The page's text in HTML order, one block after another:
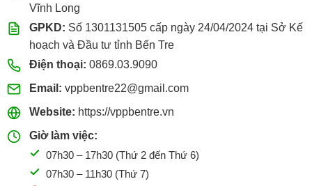
Vĩnh Long
GPKD: Số 1301131505 cấp ngày 24/04/2024 tại Sở Kế
hoạch và Đầu tư tỉnh Bến Tre
Điện thoại: 0869.03.9090
Email: vppbentre22@gmail.com
Website: https://vppbentre.vn
Giờ làm việc:
07h30 – 17h30 (Thứ 2 đến Thứ 6)
07h30 – 11h30 (Thứ 7)